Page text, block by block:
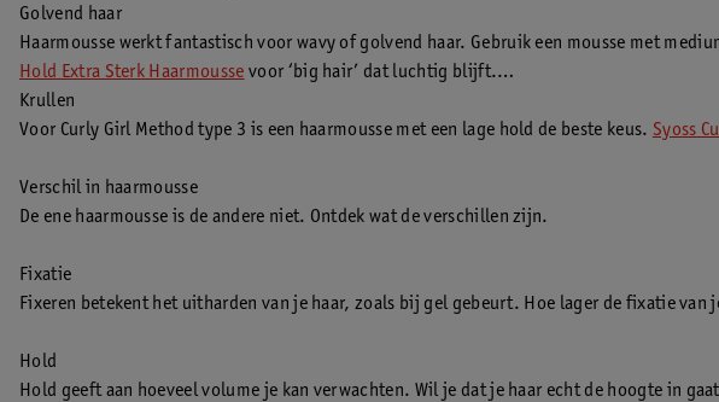
Golvend haar
Haarmousse werkt fantastisch voor wavy of golvend haar. Gebruik een mousse met
Hold Extra Sterk Haarmousse voor ‘big hair’ dat luchtig blijft.
Krullen
Voor Curly Girl Method type 3 is een haarmousse met een lage hold de beste keus. Syoss
Verschil in haarmousse
De ene haarmousse is de andere niet. Ontdek wat de verschillen zijn.
Fixatie
Fixeren betekent het uitharden van je haar, zoals bij gel gebeurt. Hoe lager de fixatie
Hold
Hold geeft aan hoeveel volume je kan verwachten. Wil je dat je haar echt de hoogte in